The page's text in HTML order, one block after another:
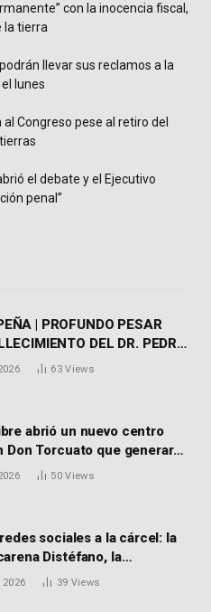
con la inocencia fiscal,
la tierra
llevar sus reclamos a la
lunes
Congreso pese al retiro del
el debate y el Ejecutivo
penal”
| PROFUNDO PESAR
DEL DR. PEDRO
63Views
abrió un nuevo centro
Don Torcuato que generará
cómo enviar el CV
50Views
sociales a la cárcel: la
Distéfano, la
San Martín acusada de
39 Views